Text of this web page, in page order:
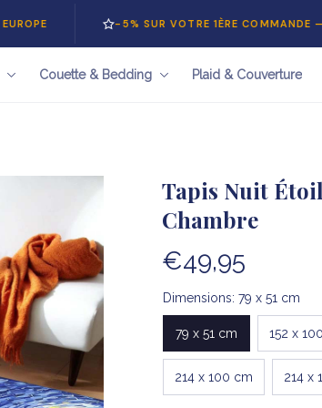
-5% SUR VOTRE 1ÈRE COMMANDE — CODE
Couette & Bedding Plaid & Couverture
Tapis Nuit
Chambre
€49,95
Dimensions: 79 x 51 cm
79 x 51 cm 152 x
214 x 100 cm 214 x